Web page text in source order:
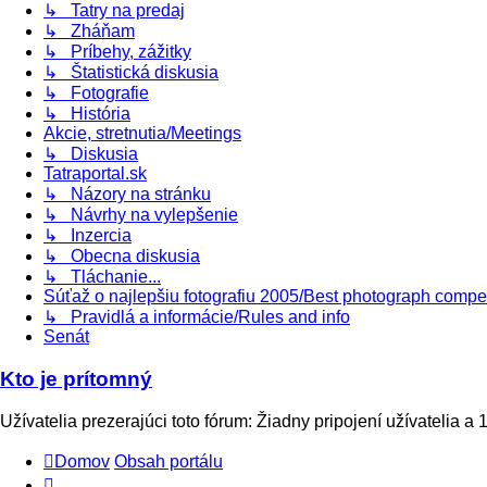
↳ Tatry na predaj
↳ Zháňam
↳ Príbehy, zážitky
↳ Štatistická diskusia
↳ Fotografie
↳ História
Akcie, stretnutia/Meetings
↳ Diskusia
Tatraportal.sk
↳ Názory na stránku
↳ Návrhy na vylepšenie
↳ Inzercia
↳ Obecna diskusia
↳ Tláchanie...
Súťaž o najlepšiu fotografiu 2005/Best photograph
↳ Pravidlá a informácie/Rules and info
Senát
Kto je prítomný
Užívatelia prezerajúci toto fórum: Žiadny pripojení užívatelia a
Domov Obsah portálu